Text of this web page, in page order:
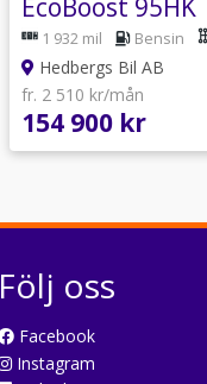
1 932 mil Bensin
Hedbergs Bil AB
fr. 2 510 kr/mån
154 900 kr
Följ oss
Facebook
Instagram